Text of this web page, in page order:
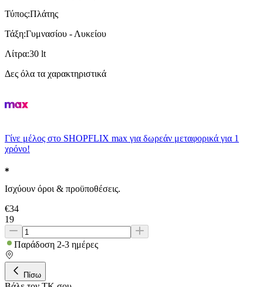
Τύπος:Πλάτης
Τάξη:Γυμνασίου - Λυκείου
Λίτρα:30 lt
Δες όλα τα χαρακτηριστικά
Γίνε μέλος στο SHOPFLIX max για δωρεάν μεταφορικά για 1
χρόνο!
Ισχύουν όροι & προϋποθέσεις.
€34
19
Παράδοση 2-3 ημέρες
Πίσω